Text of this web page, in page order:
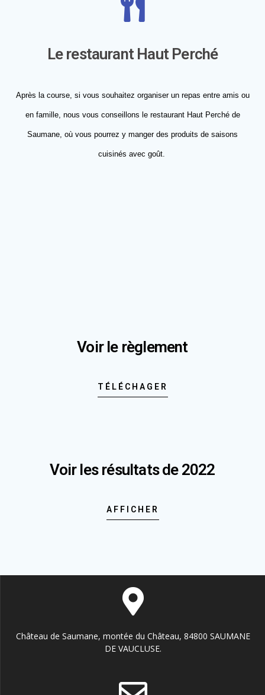
Le restaurant Haut Perché
Après la course, si vous souhaitez organiser un repas entre amis ou
en famille, nous vous conseillons le restaurant Haut Perché de
Saumane, où vous pourrez y manger des produits de saisons
cuisinés avec goût.
Voir le règlement
TÉLÉCHAGER
Voir les résultats de 2022
AFFICHER
Château de Saumane, montée du Château, 84800 SAUMANE
DE VAUCLUSE.